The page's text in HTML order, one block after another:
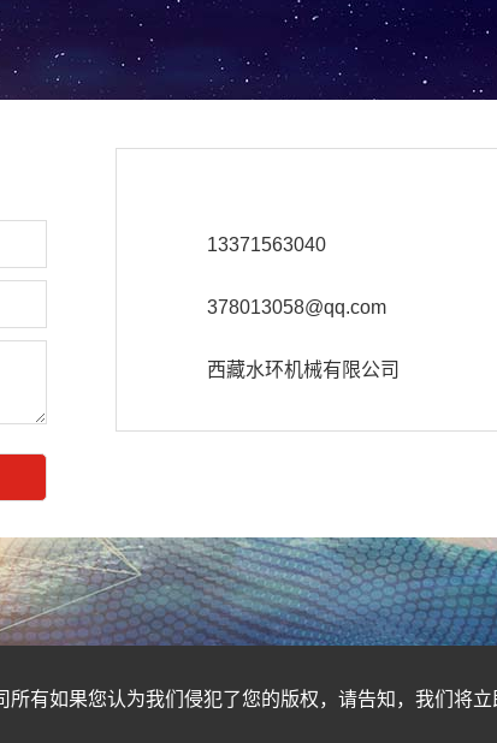
13371563040
378013058@qq.com
西藏水环机械有限公司
有如果您认为我们侵犯了您的版权，请告知，我们将立